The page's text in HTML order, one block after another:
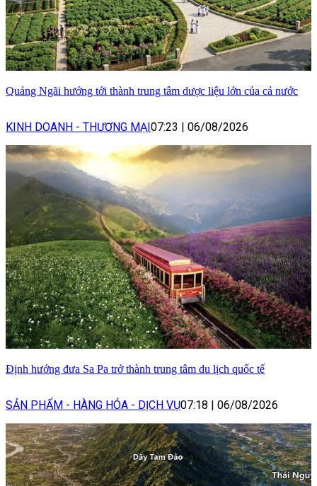
Quảng Ngãi hướng tới thành trung tâm dược liệu lớn của cả nước
KINH DOANH - THƯƠNG MẠI 07:23 06/08/2026
Định hướng đưa Sa Pa trở thành trung tâm du lịch quốc tế
SẢN PHẨM - HÀNG HÓA - DỊCH VỤ07:18 06/08/2026